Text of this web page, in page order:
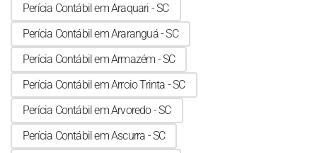
Perícia Contábil em Araquari - SC
Perícia Contábil em Araranguá - SC
Perícia Contábil em Armazém - SC
Perícia Contábil em Arroio Trinta - SC
Perícia Contábil em Arvoredo - SC
Perícia Contábil em Ascurra - SC